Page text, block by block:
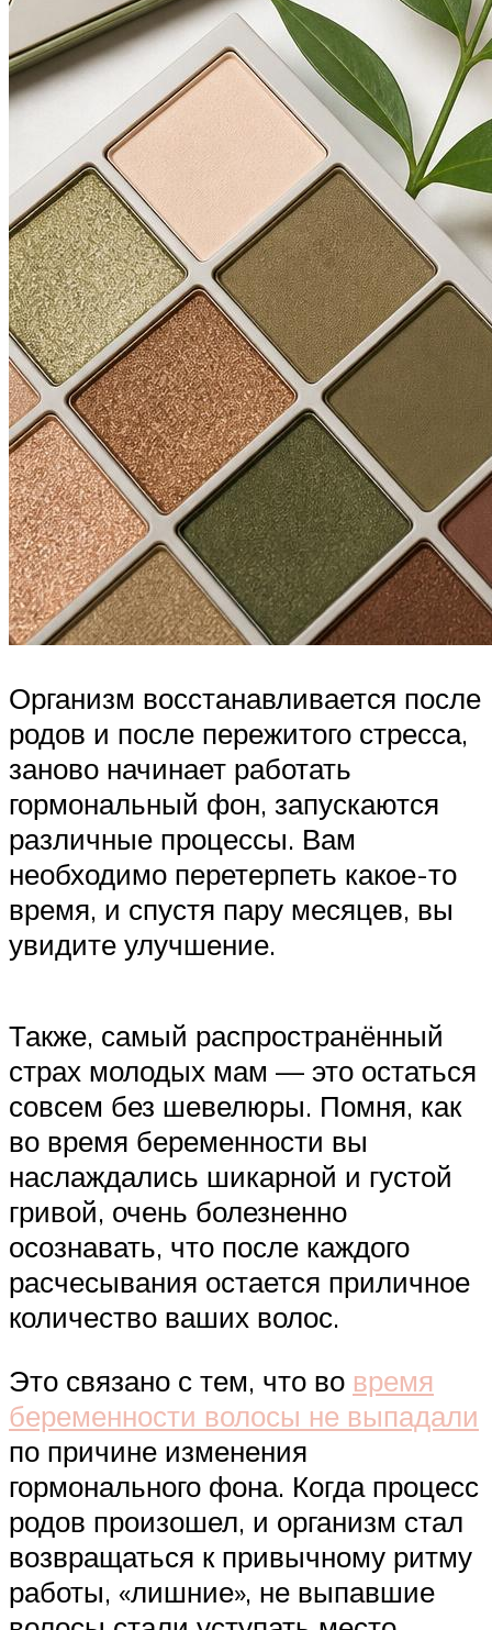
Организм восстанавливается после
родов и после пережитого стресса,
заново начинает работать
гормональный фон, запускаются
различные процессы. Вам
необходимо перетерпеть какое-то
время, и спустя пару месяцев, вы
увидите улучшение.
Также, самый распространённый
страх молодых мам — это остаться
совсем без шевелюры. Помня, как
во время беременности вы
наслаждались шикарной и густой
гривой, очень болезненно
осознавать, что после каждого
расчесывания остается приличное
количество ваших волос.
Это связано с тем, что во время
беременности волосы не выпадали
по причине изменения
гормонального фона. Когда процесс
родов произошел, и организм стал
возвращаться к привычному ритму
работы, «лишние», не выпавшие